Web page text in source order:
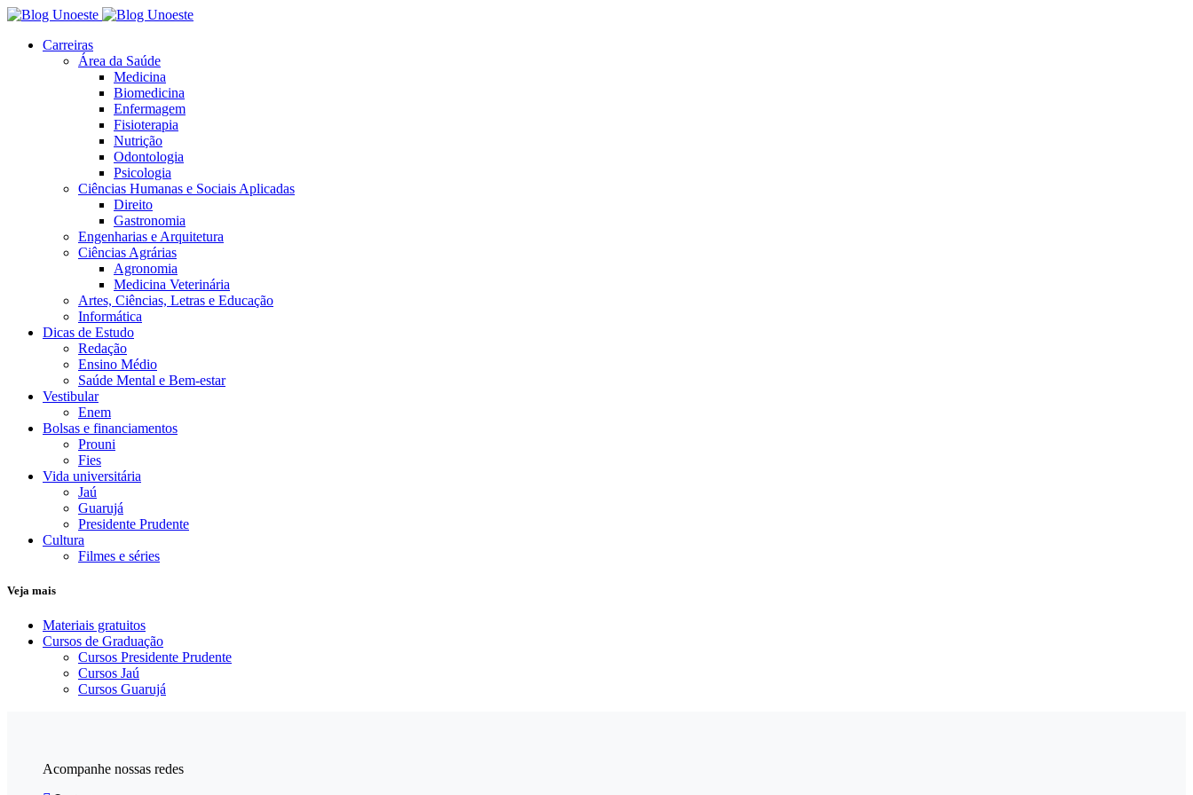
Carreiras
Área da Saúde
Medicina
Biomedicina
Enfermagem
Fisioterapia
Nutrição
Odontologia
Psicologia
Ciências Humanas e Sociais Aplicadas
Direito
Gastronomia
Engenharias e Arquitetura
Ciências Agrárias
Agronomia
Medicina Veterinária
Artes, Ciências, Letras e Educação
Informática
Dicas de Estudo
Redação
Ensino Médio
Saúde Mental e Bem-estar
Vestibular
Enem
Bolsas e financiamentos
Prouni
Fies
Vida universitária
Jaú
Guarujá
Presidente Prudente
Cultura
Filmes e séries
Veja mais
Materiais gratuitos
Cursos de Graduação
Cursos Presidente Prudente
Cursos Jaú
Cursos Guarujá
Acompanhe nossas redes